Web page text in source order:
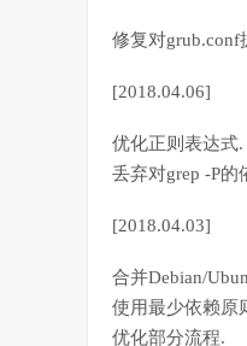
修复对grub.conf
[2018.04.06]
优化正则表达式.
丢弃对grep -P的
[2018.04.03]
合并Debian/
使用最少依赖原
优化部分流程.